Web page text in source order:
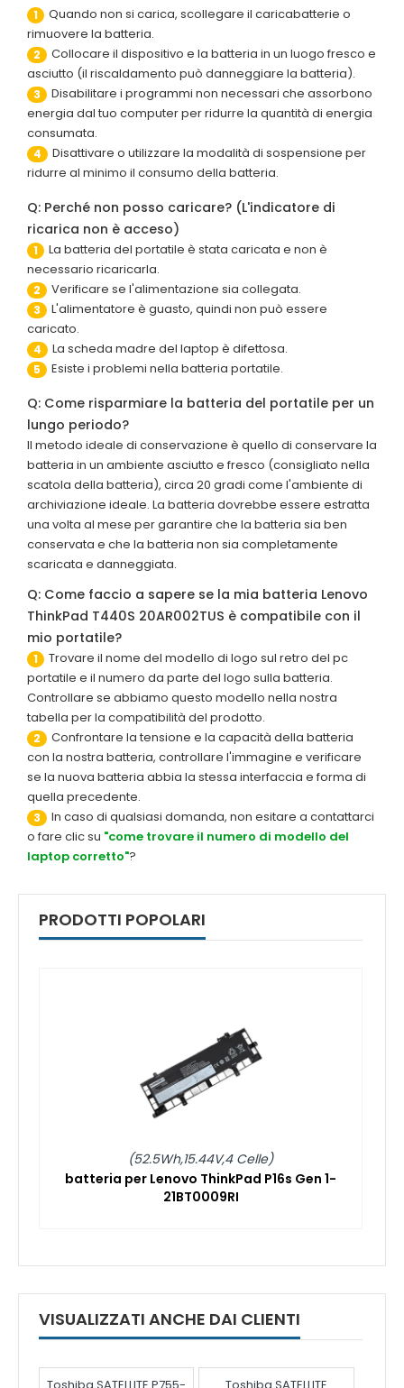
1
Quando non si carica, scollegare il caricabatterie o
rimuovere la batteria.
2
Collocare il dispositivo e la batteria in un luogo fresco e
asciutto (il riscaldamento può danneggiare la batteria).
3
Disabilitare i programmi non necessari che assorbono
energia dal tuo computer per ridurre la quantità di energia
consumata.
4
Disattivare o utilizzare la modalità di sospensione per
ridurre al minimo il consumo della batteria.
Q: Perché non posso caricare? (L'indicatore di
ricarica non è acceso)
1
La batteria del portatile è stata caricata e non è
necessario ricaricarla.
2 Verificare se l'alimentazione sia collegata.
3
L'alimentatore è guasto, quindi non può essere
caricato.
4 La scheda madre del laptop è difettosa.
5 Esiste i problemi nella batteria portatile.
Q: Come risparmiare la batteria del portatile per un
lungo periodo?
Il metodo ideale di conservazione è quello di conservare la
batteria in un ambiente asciutto e fresco (consigliato nella
scatola della batteria), circa 20 gradi come l'ambiente di
archiviazione ideale. La batteria dovrebbe essere estratta
una volta al mese per garantire che la batteria sia ben
conservata e che la batteria non sia completamente
scaricata e danneggiata.
Q: Come faccio a sapere se la mia batteria Lenovo
ThinkPad T440S 20AR002TUS è compatibile con il
mio portatile?
1
Trovare il nome del modello di logo sul retro del pc
portatile e il numero da parte del logo sulla batteria.
Controllare se abbiamo questo modello nella nostra
tabella per la compatibilità del prodotto.
2
Confrontare la tensione e la capacità della batteria
con la nostra batteria, controllare l'immagine e verificare
se la nuova batteria abbia la stessa interfaccia e forma di
quella precedente.
3
In caso di qualsiasi domanda, non esitare a contattarci
o fare clic su "come trovare il numero di modello del
laptop corretto"?
PRODOTTI POPOLARI
(52.5Wh,15.44V,4 Celle)
batteria per Lenovo ThinkPad P16s Gen 1-
21BT0009RI
VISUALIZZATI ANCHE DAI CLIENTI